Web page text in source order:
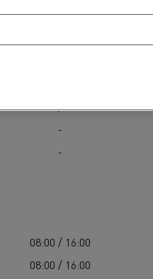
08:00 / 16:00
08:00 / 16:00
-
-
08:00 / 16:00
08:00 / 16:00